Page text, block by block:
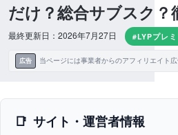
だけ？総合サブスク？
最終更新日：2026年7月27日 #LYPプレ
広告 当ページには事業者からのアフィリエイト広
サイト・運営者情報